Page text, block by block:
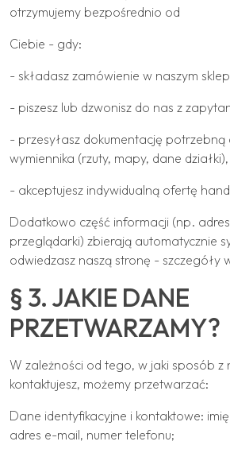
otrzymujemy bezpośrednio od
Ciebie - gdy:
- składasz zamówienie w naszym
- piszesz lub dzwonisz do nas z
- przesyłasz dokumentację
wymiennika (rzuty, mapy, dane działki),
- akceptujesz indywidualną ofertę
Dodatkowo część informacji (np.
przeglądarki) zbierają automatycznie
odwiedzasz naszą stronę - szczegóły
§ 3. JAKIE DANE
PRZETWARZAMY?
W zależności od tego, w jaki sposób z
kontaktujesz, możemy przetwarzać:
Dane identyfikacyjne i kontaktowe:
adres e-mail, numer telefonu;